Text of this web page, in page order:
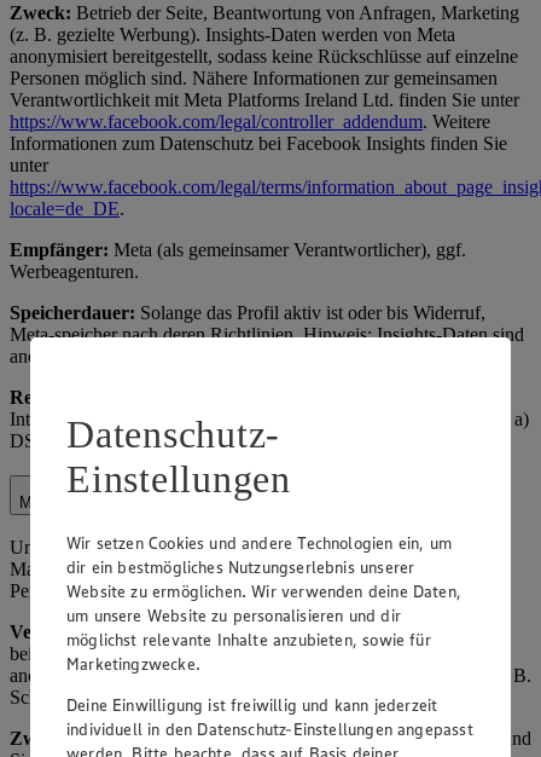
Zweck: Betrieb der Seite, Beantwortung von Anfragen, Marketing
(z. B. gezielte Werbung). Insights-Daten werden von Meta
anonymisiert bereitgestellt, sodass keine Rückschlüsse auf einzelne
Personen möglich sind. Nähere Informationen zur gemeinsamen
Verantwortlichkeit mit Meta Platforms Ireland Ltd. finden Sie unter
https://www.facebook.com/legal/controller_addendum. Weitere
Informationen zum Datenschutz bei Facebook Insights finden Sie
unter
https://www.facebook.com/legal/terms/
locale=de_DE.
Empfänger: Meta (als gemeinsamer Verantwortlicher), ggf.
Werbeagenturen.
Speicherdauer: Solange das Profil aktiv ist oder bis Widerruf,
Meta-speicher nach deren Richtlinien. Hinweis: Insights-Daten sind
anonymisiert.
Rechtsgrundlage:
Interesse an Social-Media-Präsenz); für Werbung Art. 6 Abs. 1 lit. a)
DSGVO (Einwilligung über Facebook-Einstellungen).
Marktorganisation
Unter Marktorganisation fallen die interne Organisation des
Marktbetriebs, einschließlich Lagerverwaltung,
Personaleinsatzplanung und Kundenservice-Optimierung.
Verarbeitete Daten:
Name und Kontaktdaten von Kunden (z. B.
bei Reservierungen oder Beschwerden), Einkaufsverhalten (z. B.
anonymisierte Statistiken zu Verkaufszahlen), Mitarbeiterdaten (z. B.
Schichtpläne).
Zweck:Effiziente Betriebsführung, Verbesserung des Angebots und
Datenschutz-
Einstellungen
Wir setzen Cookies und andere Technologien ein, um
dir ein bestmögliches Nutzungserlebnis unserer
Website zu ermöglichen. Wir verwenden deine Daten,
um unsere Website zu personalisieren und dir
möglichst relevante Inhalte anzubieten, sowie für
Marketingzwecke.
Deine Einwilligung ist freiwillig und kann jederzeit
individuell in den Datenschutz-Einstellungen angepasst